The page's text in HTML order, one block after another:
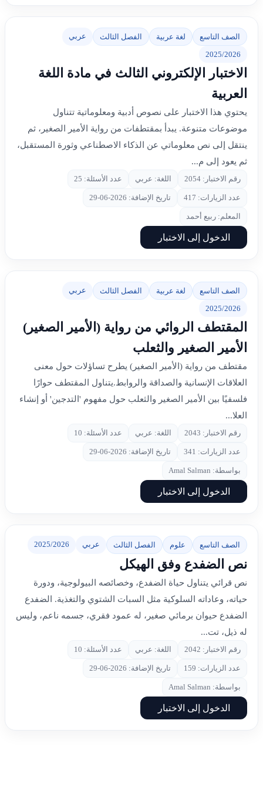
الصف التاسع لغة عربية الفصل الثالث عربي
2025/2026
الاختبار الإلكتروني الثالث في مادة اللغة
العربية
يحتوي هذا الاختبار على نصوص أدبية ومعلوماتية تتناول
موضوعات متنوعة. يبدأ بمقتطفات من رواية الأمير الصغير، ثم
ينتقل إلى نص معلوماتي عن الذكاء الاصطناعي وثورة المستقبل،
ثم يعود إلى م...
رقم الاختبار: 2054 اللغة: عربي عدد الأسئلة: 25
عدد الزيارات: 417 تاريخ الإضافة: 2026-06-29
المعلم: ربيع أحمد
الدخول إلى الاختبار
الصف التاسع لغة عربية الفصل الثالث عربي
2025/2026
المقتطف الروائي من رواية (الأمير الصغير)
الأمير الصغير والثعلب
مقتطف من رواية (الأمير الصغير) يطرح تساؤلات حول معنى
العلاقات الإنسانية والصداقة والروابط.يتناول المقتطف حوارًا
فلسفيًا بين الأمير الصغير والثعلب حول مفهوم 'التدجين' أو إنشاء
العلا...
رقم الاختبار: 2043 اللغة: عربي عدد الأسئلة: 10
عدد الزيارات: 341 تاريخ الإضافة: 2026-06-29
بواسطة: Amal Salman
الدخول إلى الاختبار
الصف التاسع علوم الفصل الثالث عربي 2025/2026
نص الضفدع وفق الهيكل
نص قرائي يتناول حياة الضفدع، وخصائصه البيولوجية، ودورة
حياته، وعاداته السلوكية مثل السبات الشتوي والتغذية. الضفدع
الضفدع حيوان برمائي صغير، له عمود فقري، جسمه ناعم، وليس
له ذيل، تت...
رقم الاختبار: 2042 اللغة: عربي عدد الأسئلة: 10
عدد الزيارات: 159 تاريخ الإضافة: 2026-06-29
بواسطة: Amal Salman
الدخول إلى الاختبار